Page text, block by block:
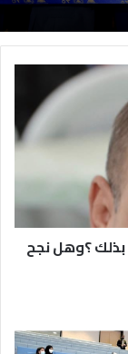
بذلك ؟وهل نجح